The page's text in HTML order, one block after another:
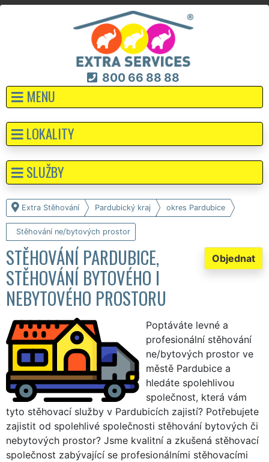
800 66 88 88
MENU
Extra Stěhování Pardubický kraj okres Pardubice
Stěhování ne/bytových prostor
Objednat
STĚHOVÁNÍ PARDUBICE,
STĚHOVÁNÍ BYTOVÉHO I
NEBYTOVÉHO PROSTORU
Poptáváte levné a
profesionální stěhování
ne/bytových prostor ve
městě Pardubice a
hledáte spolehlivou
společnost, která vám
tyto stěhovací služby v Pardubicích zajistí? Potřebujete
zajistit od spolehlivé společnosti stěhování bytových či
nebytových prostor? Jsme kvalitní a zkušená stěhovací
společnost zabývající se profesionálními stěhovacími
LOKALITY
SLUŽBY